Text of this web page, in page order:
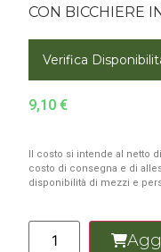
CON BICCHIERE
Verifica
9,10 €
Il costo si intende al netto
costo di consegna e di
disponibilità di mezzi e